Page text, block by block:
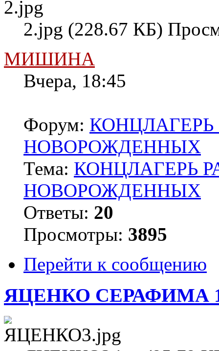
2.jpg (228.67 КБ)
МИШИНА
Вчера, 18:45
Форум:
НОВОРОЖДЕННЫХ
Тема: КОНЦЛАГЕРЬ
НОВОРОЖДЕННЫХ
Ответы: 20
Просмотры: 3895
Перейти к сообщению
ЯЦЕНКО СЕРАФИМА